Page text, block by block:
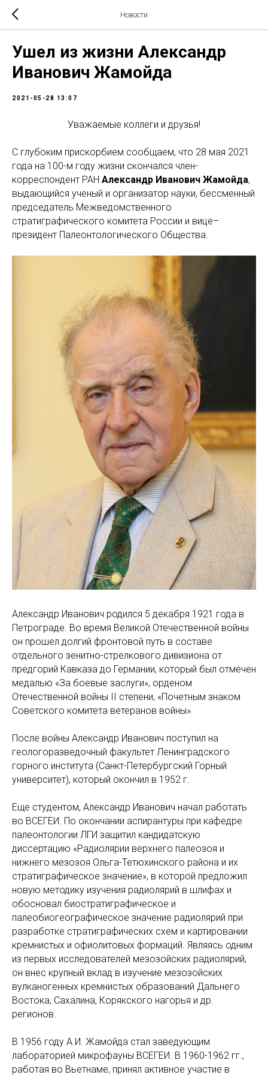
Новости
Ушел из жизни Александр
Иванович Жамойда
2021-05-28 13:07
Уважаемые коллеги и друзья!
С глубоким прискорбием сообщаем, что 28 мая 2021
года на 100-м году жизни скончался член-
корреспондент РАН Александр Иванович Жамойда,
выдающийся ученый и организатор науки, бессменный
председатель Межведомственного
стратиграфического комитета России и вице–
президент Палеонтологического Общества.
Александр Иванович родился 5 декабря 1921 года в
Петрограде. Во время Великой Отечественной войны
он прошел долгий фронтовой путь в составе
отдельного зенитно-стрелкового дивизиона от
предгорий Кавказа до Германии, который был отмечен
медалью «За боевые заслуги», орденом
Отечественной войны II степени, «Почетным знаком
Советского комитета ветеранов войны».
После войны Александр Иванович поступил на
геологоразведочный факультет Ленинградского
горного института (Санкт-Петербургский Горный
университет), который окончил в 1952 г.
Еще студентом, Александр Иванович начал работать
во ВСЕГЕИ. По окончании аспирантуры при кафедре
палеонтологии ЛГИ защитил кандидатскую
диссертацию «Радиолярии верхнего палеозоя и
нижнего мезозоя Ольга-Тетюхинского района и их
стратиграфическое значение», в которой предложил
новую методику изучения радиолярий в шлифах и
обосновал биостратиграфическое и
палеобиогеографическое значение радиолярий при
разработке стратиграфических схем и картировании
кремнистых и офиолитовых формаций. Являясь одним
из первых исследователей мезозойских радиолярий,
он внес крупный вклад в изучение мезозойских
вулканогенных кремнистых образований Дальнего
Востока, Сахалина, Корякского нагорья и др.
регионов.
В 1956 году А.И. Жамойда стал заведующим
лабораторией микрофауны ВСЕГЕИ. В 1960-1962 гг.,
работая во Вьетнаме, принял активное участие в